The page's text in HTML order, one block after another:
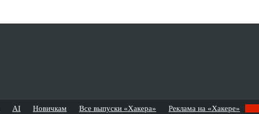
AI Новичкам Все выпуски «Хакера» Реклама на «Хакере»